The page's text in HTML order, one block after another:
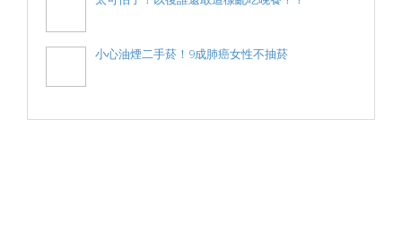
小心油煙二手菸！9成肺癌女性不抽菸